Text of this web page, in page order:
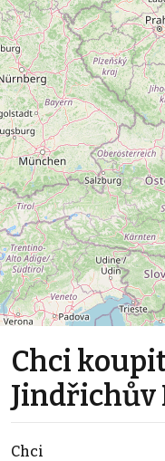
Chci
Jindřichův
Chci